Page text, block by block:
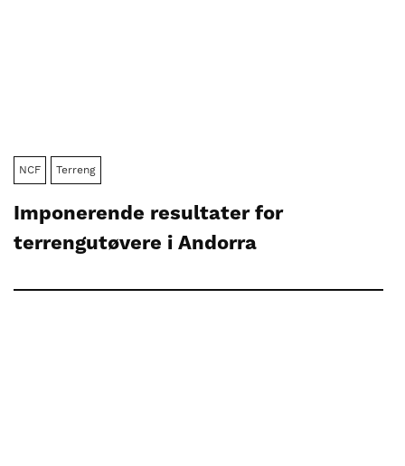
NCF Terreng
Imponerende resultater for
terrengutøvere i Andorra